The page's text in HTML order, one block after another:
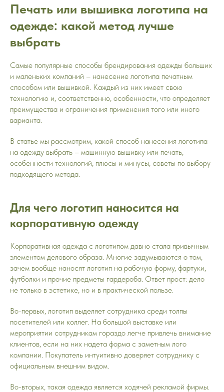
Печать или вышивка логотипа на
одежде: какой метод лучше
выбрать
Самые популярные способы брендирования одежды больших
и маленьких компаний – нанесение логотипа печатным
способом или вышивкой. Каждый из них имеет свою
технологию и, соответственно, особенности, что определяет
преимущества и ограничения применения того или иного
варианта.
В статье мы рассмотрим, какой способ нанесения логотипа
на одежду выбрать – машинную вышивку или печать,
особенности технологий, плюсы и минусы, советы по выбору
подходящего метода.
Для чего логотип наносится на
корпоративную одежду
Корпоративная одежда с логотипом давно стала привычным
элементом делового образа. Многие задумываются о том,
зачем вообще наносят логотип на рабочую форму, фартуки,
футболки и прочие предметы гардероба. Ответ прост: дело
не только в эстетике, но и в практической пользе.
Во-первых, логотип выделяет сотрудника среди толпы
посетителей или коллег. На большой выставке или
мероприятии сотрудникам гораздо легче привлечь внимание
клиентов, если на них надета форма с заметным лого
компании. Покупатель интуитивно доверяет сотруднику с
официальным внешним видом.
Во-вторых, такая одежда является ходячей рекламой фирмы.